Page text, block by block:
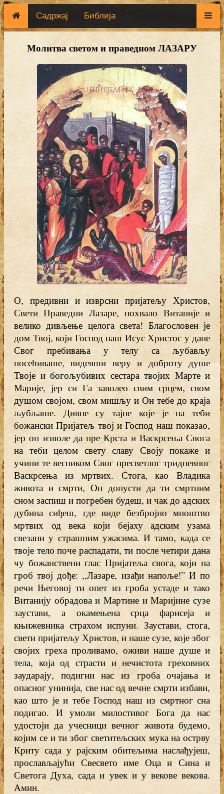
Садржај Библија
Молитва светом и праведном ЛАЗАРУ
О, предивни и изврсни пријатељу Христов,
Свети Праведни Лазаре, похвало Витаније и
велико дивљење целога света! Благословен је
дом Твој, који Господ наш Исус Христос у дане
Свог пребивања у телу са љубављу
посећиваше, видевши веру и доброту душе
Твоје и богољубивих сестара твојих Марте и
Марије, јер си Га заволео свим срцем, свом
душом својом, свом мишљу и Он тебе до краја
љубљаше. Дивне су тајне које је на теби
божански Пријатељ твој и Господ наш показао,
јер он изволе да пре Крста и Васкрсења Свога
на теби целом свету славу Своју покаже и
учини те весником Свог пресветлог тридневног
Васкрсења из мртвих. Стога, као Владика
живота и смрти, Он допусти да ти смртним
сном заспиш и погребен будеш, и чак до адских
дубина сиђеш, где виде безбројно мноштво
мртвих од века који бејаху адским узама
свезани у страшним ужасима. И тамо, када се
твоје тело поче распадати, ти после четири дана
чу божанствени глас Пријатеља свога, који на
гроб твој дође: ,,Лазаре, изађи напоље!” И по
речи Његовој ти опет из гроба устаде и тако
Витанију обрадова и Мартине и Маријине сузе
заустави, а окамењена срца фарисеја и
књижевника страхом испуни. Заустави, стога,
свети пријатељу Христов, и наше сузе, које због
својих греха проливамо, оживи наше душе и
тела, која од страсти и нечистота греховних
заударају, подигни нас из гроба очајања и
опасног унинија, све нас од вечне смрти избави,
као што је и тебе Господ наш из смртног сна
подигао. И умоли милостивог Бога да нас
удостоји да учесници вечног живота будемо,
којим се и ти због светитељских мука на острву
Криту сада у рајским обитељима наслађујеш,
прослављајући Свесвето име Оца и Сина и
Светога Духа, сада и увек и у векове векова.
Амин.